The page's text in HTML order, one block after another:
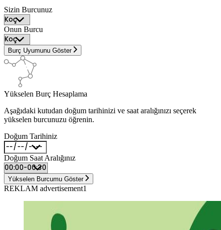
Sizin Burcunuz
Onun Burcu
Burç Uyumunu Göster
Yükselen Burç Hesaplama
Aşağıdaki kutudan doğum tarihinizi ve saat aralığınızı seçerek
yükselen burcunuzu öğrenin.
Doğum Tarihiniz
Doğum Saat Aralığınız
Yükselen Burcumu Göster
REKLAM advertisement1